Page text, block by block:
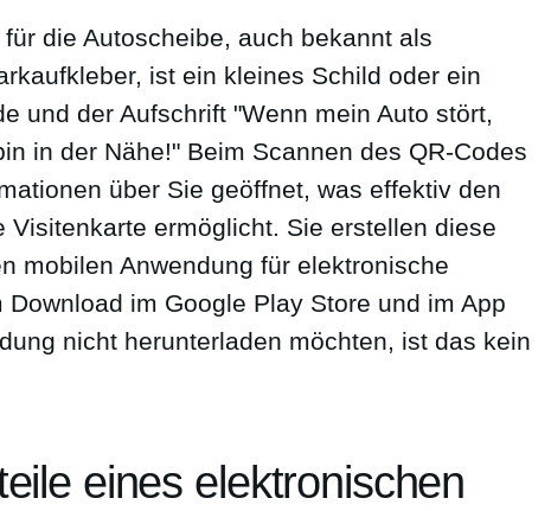
die Autoscheibe, auch bekannt als
ist ein kleines Schild oder ein
und der Aufschrift "Wenn mein Auto stört,
in der Nähe!" Beim Scannen des QR-Codes
über Sie geöffnet, was effektiv den
Visitenkarte ermöglicht. Sie erstellen diese
mobilen Anwendung für elektronische
im Google Play Store und im App
nicht herunterladen möchten, ist das kein
eines elektronischen